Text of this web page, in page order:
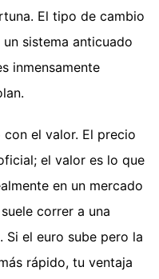
El tipo de cambio
sistema anticuado
inmensamente
el valor. El precio
el valor es lo que
en un mercado
correr a una
el euro sube pero la
rápido, tu ventaja